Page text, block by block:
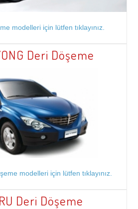
modelleri için lütfen tıklayınız.
Deri Döşeme
modelleri için lütfen tıklayınız.
Deri Döşeme